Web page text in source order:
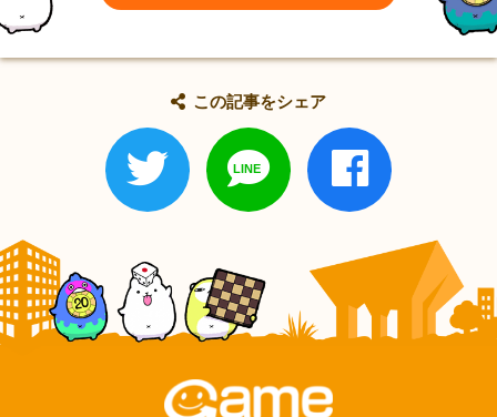
この記事をシェア